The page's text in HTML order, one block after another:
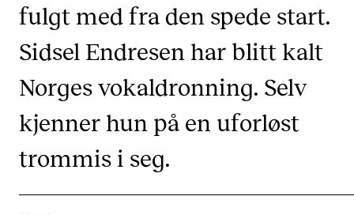
Canvas
Rom, bygg, saler og studio
Semesterregistrering
fulgt med fra den spede start.
Sidsel Endresen har blitt kalt
Norges vokaldronning. Selv
kjenner hun på en uforløst
trommis i seg.